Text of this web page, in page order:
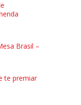
Brasil –
te premiar